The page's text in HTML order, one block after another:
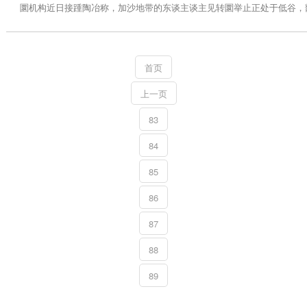
圜机构近日接踵陶冶称，加沙地带的东谈主谈主见转圜举止正处于低谷
数十家转圜机构皆集发布的探问阐述，干与加沙地带的转圜物质严重不
城内，繁多澈底依赖转圜物质生计确当地...
首页
上一页
83
84
85
86
87
88
89